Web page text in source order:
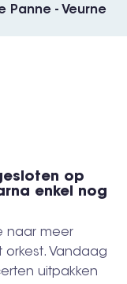
Panne - Veurne
op
enkel nog
naar meer
Vandaag
uitpakken